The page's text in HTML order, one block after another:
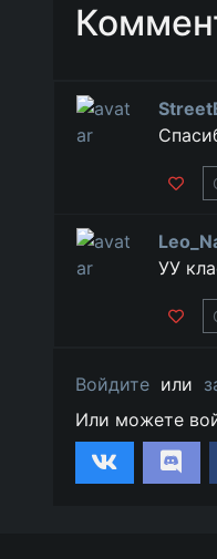
УУ
Войдите или
Или можете